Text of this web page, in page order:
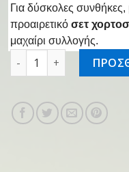
Για δύσκολες συνθήκες,
προαιρετικό σετ
μαχαίρι συλλογής.
Μηχανή γκαζόν RM